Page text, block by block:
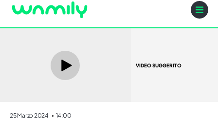
VIDEO SUGGERITO
25 Marzo 2024 14:00